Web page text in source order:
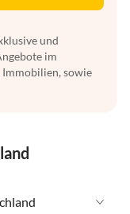
und
im
sowie